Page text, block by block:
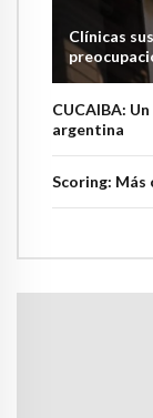
Clínicas
CUCAIBA:
argentina
Scoring: